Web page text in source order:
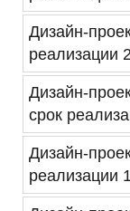
Дизайн-
реализации
Дизайн-
срок
Дизайн-
реализации